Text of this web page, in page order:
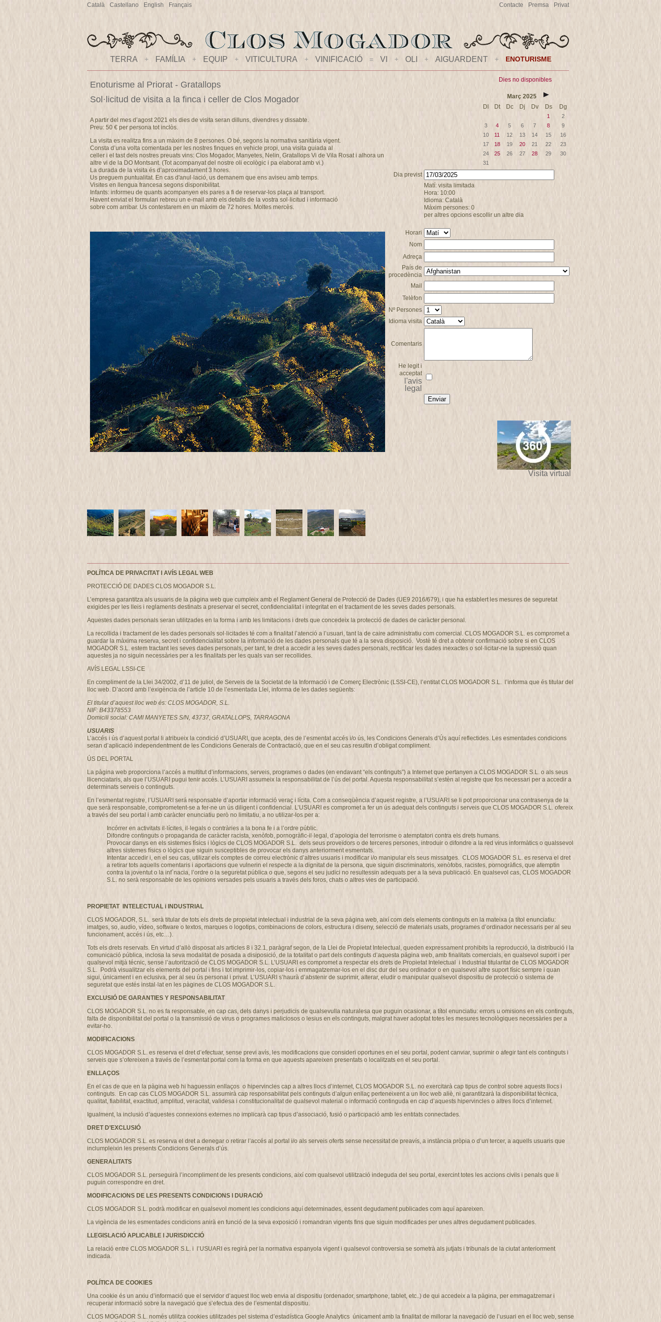
Català Castellano English Français Privat
Premsa
Contacte
TERRA + FAMÍLIA + EQUIP + VITICULTURA + VINIFICACIÓ = VI + OLI + AIGUARDENT + ENOTURISME
Enoturisme al Priorat - Gratallops
Sol·licitud de visita a la finca i celler de Clos Mogador
A partir del mes d’agost 2021 els dies de visita seran dilluns, divendres y dissabte.
Preu: 50 € per persona tot inclòs.
La visita es realitza fins a un màxim de 8 persones. O bé, segons la normativa sanitària vigent.
Consta d’una volta comentada per les nostres finques en vehicle propi, una visita guiada al
celler i el tast dels nostres preuats vins: Clos Mogador, Manyetes, Nelin, Gratallops Vi de Vila Rosat i alhora un
altre vi de la DO Montsant. (Tot acompanyat del nostre oli ecològic i pa elaborat amb vi.)
La durada de la visita és d’aproximadament 3 hores.
Us preguem puntualitat. En cas d'anul·lació, us demanem que ens aviseu amb temps.
Visites en llengua francesa segons disponibilitat.
Infants: informeu de quants acompanyen els pares a fi de reservar-los plaça al transport.
Havent enviat el formulari rebreu un e-mail amb els detalls de la vostra sol·licitud i informació
sobre com arribar. Us contestarem en un màxim de 72 hores. Moltes mercès.
Dies no disponibles
Març 2025
Dl
Dt Dc Dj Dv Ds Dg
1
2
3
4 5 6 7 8
9
10
11 12 13 14 15
16
17
18 19 20 21 22
23
24
25 26 27 28 29
30
31
Dia previst
Matí: visita limitada
Hora: 10:00
Idioma: Català
Màxim persones: 0
per altres opcions escollir un altre dia
Horari
Nom
Adreça
País de
procedència
Mail
Telèfon
Nº Persones
Idioma visita
Comentaris
He legit i
acceptat
l'avis
legal
Visita virtual
POLÍTICA DE PRIVACITAT I AVÍS LEGAL WEB
PROTECCIÓ DE DADES CLOS MOGADOR S.L.
L’empresa garantitza als usuaris de la página web que cumpleix amb el Reglament General de Protecció de Dades (UE9 2016/679), i que ha establert les mesures de seguretat
exigides per les lleis i reglaments destinats a preservar el secret, confidencialitat i integritat en el tractament de les seves dades personals.
Aquestes dades personals seran utilitzades en la forma i amb les limitacions i drets que concedeix la protecció de dades de caràcter personal.
La recollida i tractament de les dades personals sol·licitades té com a finalitat l’atenció a l’usuari, tant la de caire administratiu com comercial. CLOS MOGADOR S.L. es compromet a
guardar la màxima reserva, secret i confidencialitat sobre la informació de les dades personals que té a la seva disposició. Vostè té dret a obtenir confirmació sobre si en CLOS
MOGADOR S.L. estem tractant les seves dades personals, per tant, te dret a accedir a les seves dades personals, rectificar les dades inexactes o sol·licitar-ne la supressió quan
aquestes ja no siguin necessàries per a les finalitats per les quals van ser recollides.
AVÍS LEGAL LSSI-CE
En compliment de la Llei 34/2002, d’11 de juliol, de Serveis de la Societat de la Informació i de Comerç Electrònic (LSSI-CE), l’entitat CLOS MOGADOR S.L. l’informa que és titular del
lloc web. D’acord amb l’exigència de l’article 10 de l’esmentada Llei, informa de les dades següents:
El titular d’aquest lloc web és: CLOS MOGADOR, S.L.
NIF: B43378553
Domicili social: CAMI MANYETES S/N, 43737, GRATALLOPS, TARRAGONA
USUARIS
L’accés i ús d’aquest portal li atribueix la condició d’USUARI, que acepta, des de l’esmentat accés i/o ús, les Condicions Generals d’Ús aquí reflectides. Les esmentades condicions
seran d’aplicació independentment de les Condicions Generals de Contractació, que en el seu cas resultin d’obligat compliment.
ÚS DEL PORTAL
La pàgina web proporciona l’accés a multitut d’informacions, serveis, programes o dades (en endavant “els continguts”) a Internet que pertanyen a CLOS MOGADOR S.L. o als seus
llicenciataris, als que l’USUARI pugui tenir accés. L’USUARI assumeix la responsabilitat de l’ús del portal. Aquesta responsabilitat s’estèn al registre que fos necessari per a accedir a
determinats serveis o continguts.
En l’esmentat registre, l’USUARI será responsable d’aportar informació veraç i lícita. Com a conseqüència d’aquest registre, a l’USUARI se li pot proporcionar una contrasenya de la
que serà responsable, comprometent-se a fer-ne un ús diligent i confidencial. L’USUARI es compromet a fer un ús adequat dels continguts i serveis que CLOS MOGADOR S.L. ofereix
a través del seu portal i amb caràcter enunciatiu però no limitatiu, a no utilizar-los per a:
Incórrer en activitats il·lícites, il·legals o contràries a la bona fe i a l’ordre públic.
Difondre continguts o propaganda de caràcter racista, xenòfob, pornogràfic-il·legal, d’apologia del terrorisme o atemptatori contra els drets humans.
Provocar danys en els sistemes físics i lògics de CLOS MOGADOR S.L. dels seus proveïdors o de terceres persones, introduir o difondre a la red virus informàtics o qualssevol
altres sistemes físics o lògics que siguin susceptibles de provocar els danys anteriorment esmentats.
Intentar accedir i, en el seu cas, utilizar els comptes de correu electrònic d’altres usuaris i modificar i/o manipular els seus missatges. CLOS MOGADOR S.L. es reserva el dret
a retirar tots aquells comentaris i aportacions que vulnerin el respecte a la dignitat de la persona, que siguin discriminatoris, xenòfobs, racistes, pornogràfics, que atemptin
contra la joventut o la inf`nacia, l’ordre o la seguretat pública o que, segons el seu judici no resultessin adequats per a la seva publicació. En qualsevol cas, CLOS MOGADOR
S.L. no serà responsable de les opinions versades pels usuaris a través dels foros, chats o altres vies de participació.
PROPIETAT INTELECTUAL i INDUSTRIAL
CLOS MOGADOR, S.L. serà titular de tots els drets de propietat intelectual i industrial de la seva página web, així com dels elements continguts en la mateixa (a títol enunciatiu:
imatges, so, audio, vídeo, software o textos, marques o logotips, combinacions de colors, estructura i diseny, selecció de materials usats, programes d’ordinador necessaris per al seu
funcionament, accés i ús, etc…).
Tots els drets reservats. En virtud d’allò disposat als articles 8 i 32.1, paràgraf segon, de la Llei de Propietat Intelectual, queden expressament prohibits la reproducció, la distribució i la
comunicació pública, inclosa la seva modalitat de posada a disiposició, de la totalitat o part dels continguts d’aquesta página web, amb finalitats comercials, en qualsevol suport i per
qualsevol mitjà técnic, sense l’autorització de CLOS MOGADOR S.L. L’USUARI es compromet a respectar els drets de Propietat Intelectual i Industrial titularitat de CLOS MOGADOR
S.L. Podrà visualitzar els elements del portal i fins i tot imprimir-los, copiar-los i emmagatzemar-los en el disc dur del seu ordinador o en qualsevol altre suport físic sempre i quan
sigui, únicament i en eclusiva, per al seu ús personal i privat. L’USUARI s’haurà d’abstenir de suprimir, alterar, eludir o manipular qualsevol dispositiu de protecció o sistema de
seguretat que estés instal·lat en les pàgines de CLOS MOGADOR S.L.
EXCLUSIÓ DE GARANTIES Y RESPONSABILITAT
CLOS MOGADOR S.L. no es fa responsable, en cap cas, dels danys i perjudicis de qualsevulla naturalesa que puguin ocasionar, a títol enunciatiu: errors u omisions en els continguts,
falta de disponibilitat del portal o la transmissió de virus o programes maliciosos o lesius en els continguts, malgrat haver adoptat totes les mesures tecnològiques necessàries per a
evitar-ho.
MODIFICACIONS
CLOS MOGADOR S.L. es reserva el dret d’efectuar, sense previ avís, les modificacions que consideri oportunes en el seu portal, podent canviar, suprimir o afegir tant els continguts i
serveis que s’ofereixen a través de l’esmentat portal com la forma en que aquests apareixen presentats o localitzats en el seu portal.
ENLLAÇOS
En el cas de que en la pàgina web hi haguessin enllaços o hipervincles cap a altres llocs d’internet, CLOS MOGADOR S.L. no exercitarà cap tipus de control sobre aquests llocs i
continguts. En cap cas CLOS MOGADOR S.L. assumirà cap responsabilitat pels continguts d’algun enllaç perteneixent a un lloc web aliè, ni garantitzarà la disponibilitat tècnica,
qualitat, fiabilitat, exactitud, amplitud, veracitat, validesa i constitucionalitat de qualsevol material o informació continguda en cap d’aquests hipervincles o altres llocs d’internet.
Igualment, la inclusió d’aquestes connexions externes no implicarà cap tipus d’associació, fusió o participació amb les entitats connectades.
DRET D’EXCLUSIÓ
CLOS MOGADOR S.L. es reserva el dret a denegar o retirar l’accés al portal i/o als serveis oferts sense necessitat de preavís, a instància pròpia o d’un tercer, a aquells usuaris que
inclumpleixin les presents Condicions Generals d’ús.
GENERALITATS
CLOS MOGADOR S.L. perseguirà l’incompliment de les presents condicions, així com qualsevol utilització indeguda del seu portal, exercint totes les accions civils i penals que li
puguin correspondre en dret.
MODIFICACIONS DE LES PRESENTS CONDICIONS I DURACIÓ
CLOS MOGADOR S.L. podrà modificar en qualsevol moment les condicions aquí determinades, essent degudament publicades com aquí apareixen.
La vigència de les esmentades condicions anirà en funció de la seva exposició i romandran vigents fins que siguin modificades per unes altres degudament publicades.
LLEGISLACIÓ APLICABLE I JURISDICCIÓ
La relació entre CLOS MOGADOR S.L. i l’USUARI es regirà per la normativa espanyola vigent i qualsevol controversia se sometrà als jutjats i tribunals de la ciutat anteriorment
indicada.
POLÍTICA DE COOKIES
Una cookie és un arxiu d’informació que el servidor d’aquest lloc web envia al dispositiu (ordenador, smartphone, tablet, etc..) de qui accedeix a la pàgina, per emmagatzemar i
recuperar informació sobre la navegació que s’efectua des de l’esmentat dispositiu.
CLOS MOGADOR S.L. només utilitza cookies utilitzades pel sistema d’estadística Google Analytics únicament amb la finalitat de millorar la navegació de l’usuari en el lloc web, sense